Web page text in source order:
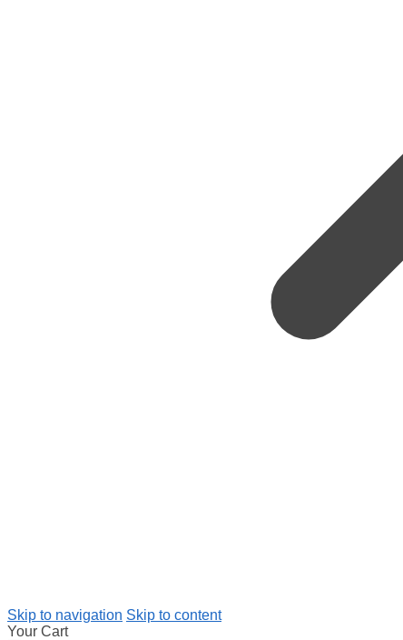
Skip to navigation Skip to content
Your Cart